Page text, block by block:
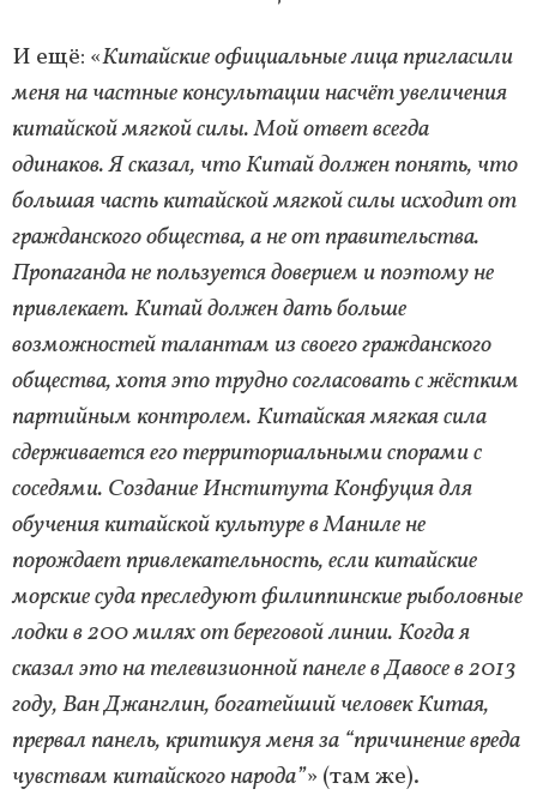
И ещё: «Китайские официальные лица пригласили
меня на частные консультации насчёт увеличения
китайской мягкой силы. Мой ответ всегда
одинаков. Я сказал, что Китай должен понять, что
большая часть китайской мягкой силы исходит от
гражданского общества, а не от правительства.
Пропаганда не пользуется доверием и поэтому не
привлекает. Китай должен дать больше
возможностей талантам из своего гражданского
общества, хотя это трудно согласовать с жёстким
партийным контролем. Китайская мягкая сила
сдерживается его территориальными спорами с
соседями. Создание Института Конфуция для
обучения китайской культуре в Маниле не
порождает привлекательность, если китайские
морские суда преследуют филиппинские рыболовные
лодки в 200 милях от береговой линии. Когда я
сказал это на телевизионной панеле в Давосе в 2013
году, Ван Джанглин, богатейший человек Китая,
прервал панель, критикуя меня за “причинение вреда
чувствам китайского народа”» (там же).